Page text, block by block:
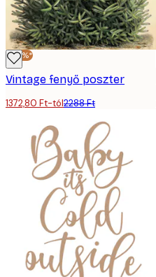
-40%*
Vintage fenyő poszter
1372,80 Ft-tól2288 Ft